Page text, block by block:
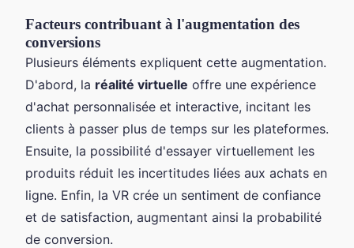
Facteurs contribuant à l'augmentation des
conversions
Plusieurs éléments expliquent cette augmentation.
D'abord, la réalité virtuelle offre une expérience
d'achat personnalisée et interactive, incitant les
clients à passer plus de temps sur les plateformes.
Ensuite, la possibilité d'essayer virtuellement les
produits réduit les incertitudes liées aux achats en
ligne. Enfin, la VR crée un sentiment de confiance
et de satisfaction, augmentant ainsi la probabilité
de conversion.